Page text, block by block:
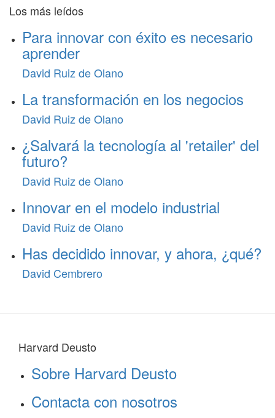
Los más leídos
Para innovar con éxito es necesario
aprender
David Ruiz de Olano
La transformación en los negocios
David Ruiz de Olano
¿Salvará la tecnología al 'retailer' del
futuro?
David Ruiz de Olano
Innovar en el modelo industrial
David Ruiz de Olano
Has decidido innovar, y ahora, ¿qué?
David Cembrero
Harvard Deusto
Sobre Harvard Deusto
Contacta con nosotros